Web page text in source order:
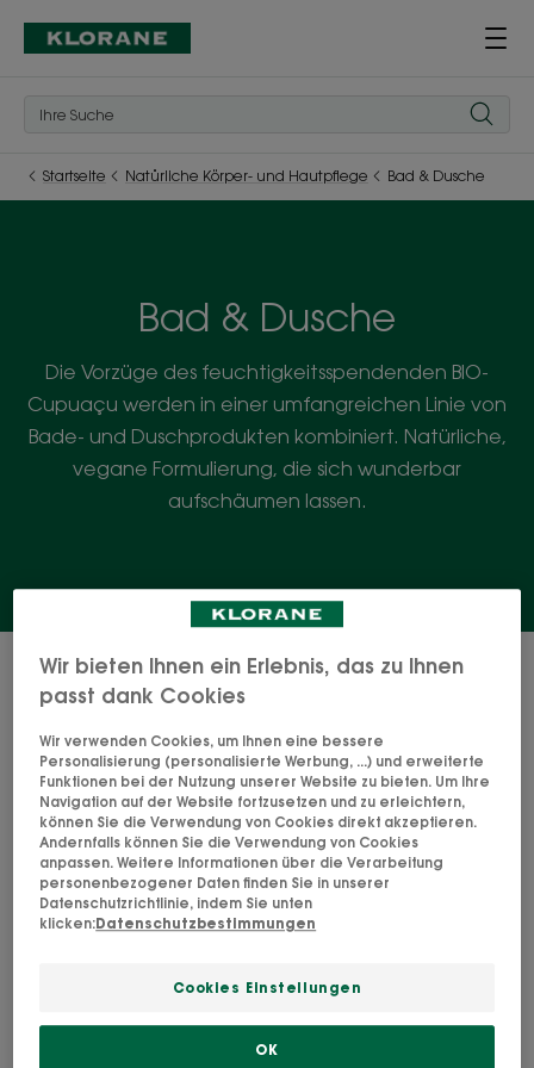
Startseite Natürliche Körper- und Hautpflege Bad & Dusche
Bad & Dusche
Die Vorzüge des feuchtigkeitsspendenden BIO-
Cupuaçu werden in einer umfangreichen Linie von
Bade- und Duschprodukten kombiniert. Natürliche,
vegane Formulierung, die sich wunderbar
aufschäumen lassen.
9 Ergebnisse "Bad & Dusche"
Duschcreme
Frangipaniblüte-
Duschcreme
Mandelmilch-
Wir bieten Ihnen ein Erlebnis, das zu Ihnen
passt dank Cookies
Wir verwenden Cookies, um Ihnen eine bessere
Personalisierung (personalisierte Werbung, ...) und erweiterte
Funktionen bei der Nutzung unserer Website zu bieten. Um Ihre
Navigation auf der Website fortzusetzen und zu erleichtern,
können Sie die Verwendung von Cookies direkt akzeptieren.
Andernfalls können Sie die Verwendung von Cookies
anpassen. Weitere Informationen über die Verarbeitung
personenbezogener Daten finden Sie in unserer
Datenschutzrichtlinie, indem Sie unten
klicken:Datenschutzbestimmungen
Cookies Einstellungen
OK